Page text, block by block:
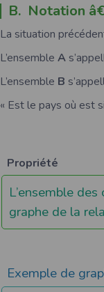
B. Notation
La situation
L’ensemble A
L’ensemble B
« Est le pays où est
Propriété
L’ensemble
graphe de la
Exemple de